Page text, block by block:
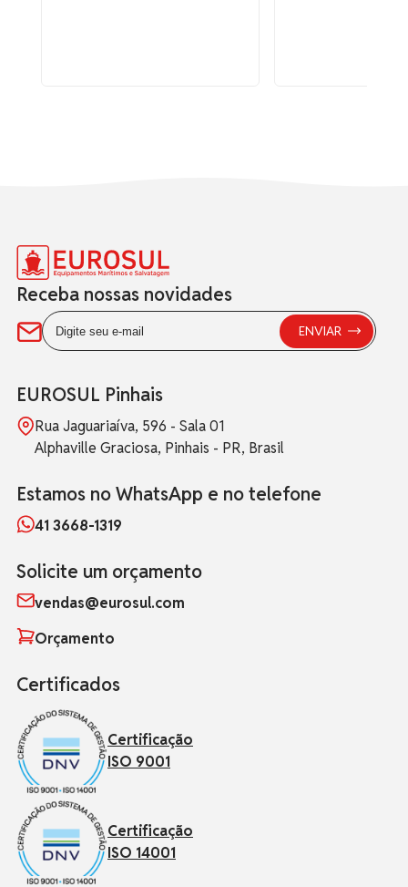
Receba nossas novidades
EUROSUL Pinhais
Rua Jaguariaíva, 596 - Sala 01
Alphaville Graciosa, Pinhais - PR, Brasil
Estamos no WhatsApp e no telefone
41 3668-1319
Solicite um orçamento
vendas@eurosul.com
Orçamento
Certificados
Certificação
ISO 9001
Certificação
ISO 14001